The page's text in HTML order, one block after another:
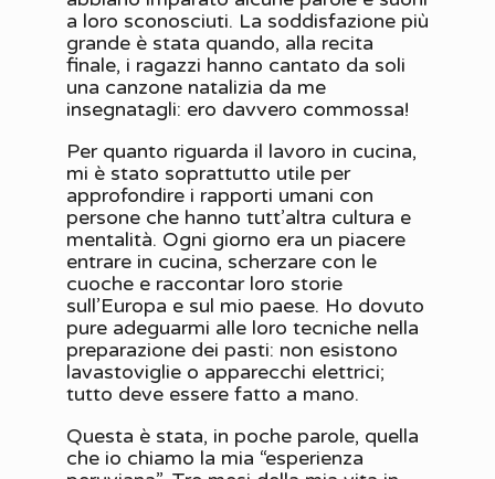
a loro sconosciuti. La soddisfazione più
grande è stata quando, alla recita
finale, i ragazzi hanno cantato da soli
una canzone natalizia da me
insegnatagli: ero davvero commossa!
Per quanto riguarda il lavoro in cucina,
mi è stato soprattutto utile per
approfondire i rapporti umani con
persone che hanno tutt’altra cultura e
mentalità. Ogni giorno era un piacere
entrare in cucina, scherzare con le
cuoche e raccontar loro storie
sull’Europa e sul mio paese. Ho dovuto
pure adeguarmi alle loro tecniche nella
preparazione dei pasti: non esistono
lavastoviglie o apparecchi elettrici;
tutto deve essere fatto a mano.
Questa è stata, in poche parole, quella
che io chiamo la mia “esperienza